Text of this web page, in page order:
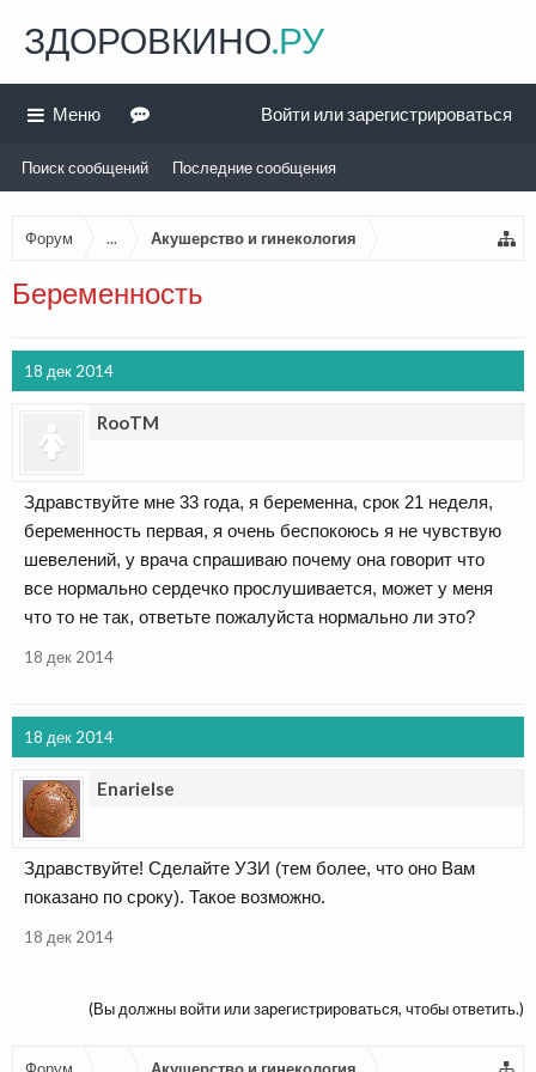
Форум ... Акушерство и гинекология
Беременность
18 дек 2014
RooTM
Здравствуйте мне 33 года, я беременна, срок 21 неделя,
беременность первая, я очень беспокоюсь я не чувствую
шевелений, у врача спрашиваю почему она говорит что
все нормально сердечко прослушивается, может у меня
что то не так, ответьте пожалуйста нормально ли это?
18 дек 2014
18 дек 2014
Enarielse
Здравствуйте! Сделайте УЗИ (тем более, что оно Вам
показано по сроку). Такое возможно.
18 дек 2014
(Вы должны войти или зарегистрироваться, чтобы ответить.)
ЗДОРОВКИНО.РУ
Меню
Поиск сообщений Последние сообщения
Войти или зарегистрироваться